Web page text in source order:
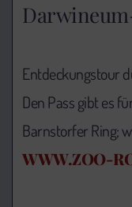
Entdeckungstour
Den Pass gibt es
Barnstorfer Ring;
WWW.ZOO-